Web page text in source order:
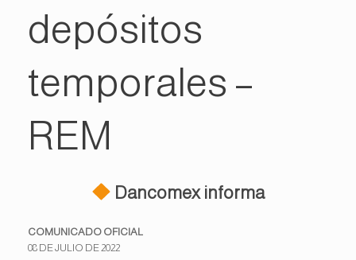
depósitos
temporales –
REM
Dancomex informa
COMUNICADO OFICIAL
08 DE JULIO DE 2022